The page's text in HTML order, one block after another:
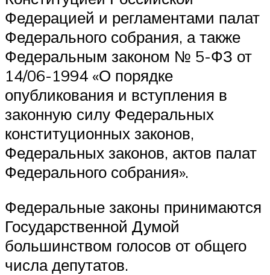
Федерацией и регламентами палат
Федерального собрания, а также
Федеральным законом № 5-ФЗ от
14/06-1994 «О порядке
опубликования и вступления в
законную силу Федеральных
конституционных законов,
Федеральных законов, актов палат
Федерального собрания».
Федеральные законы принимаются
Государственной Думой
большинством голосов от общего
числа депутатов.